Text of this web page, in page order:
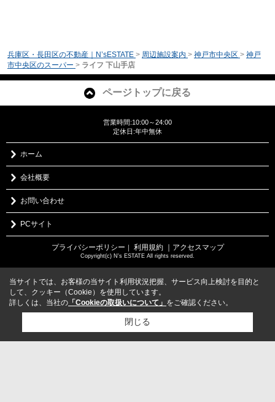
兵庫区・長田区の不動産｜N’sESTATE > 周辺施設案内 > 神戸市中央区 > 神戸
市中央区のスーパー > ライフ 下山手店
ページトップに戻る
営業時間:10:00～24:00
定休日:年中無休
ホーム
会社概要
お問い合わせ
PCサイト
プライバシーポリシー ｜ 利用規約 ｜アクセスマップ
Copyright(c) N's ESTATE All rights reserved.
当サイトでは、お客様の当サイト利用状況把握、サービス向上検討を目的と
して、クッキー（Cookie）を使用しています。
詳しくは、当社の 「Cookieの取扱いについて」 をご確認ください。
閉じる